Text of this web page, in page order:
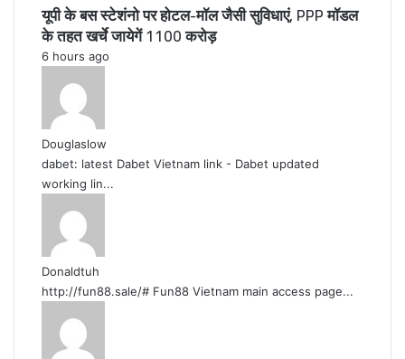
यूपी के बस स्टेशंनो पर होटल-मॉल जैसी सुविधाएं, PPP मॉडल
के तहत खर्चे जायेगें 1100 करोड़
6 hours ago
Douglaslow
dabet: latest Dabet Vietnam link - Dabet updated
working lin...
Donaldtuh
http://fun88.sale/# Fun88 Vietnam main access page...